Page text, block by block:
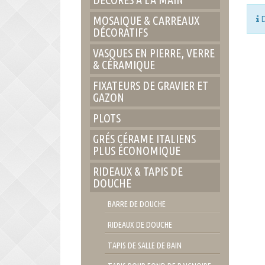
MOSAIQUE & CARREAUX
DÉCORATIFS
VASQUES EN PIERRE, VERRE
& CÉRAMIQUE
FIXATEURS DE GRAVIER ET
GAZON
PLOTS
GRÉS CÉRAME ITALIENS
PLUS ÉCONOMIQUE
RIDEAUX & TAPIS DE
DOUCHE
BARRE DE DOUCHE
RIDEAUX DE DOUCHE
TAPIS DE SALLE DE BAIN